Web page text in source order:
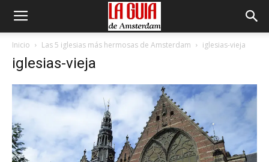
Inicio Las 5 iglesias más hermosas de Amsterdam iglesias-vieja
iglesias-vieja